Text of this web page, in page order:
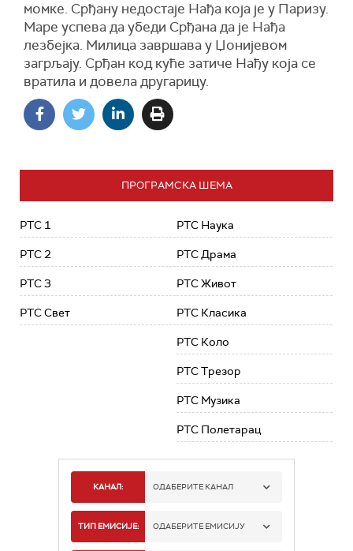
момке. Срђану недостаје Нађа која је у Паризу.
Маре успева да убеди Срђана да је Нађа
лезбејка. Милица завршава у Џонијевом
загрљају. Срђан код куће затиче Нађу која се
вратила и довела другарицу.
ПРОГРАМСКА ШЕМА
РТС 1
РТС 2
РТС 3
РТС Свет
РТС Наука
РТС Драма
РТС Живот
РТС Класика
РТС Коло
РТС Трезор
РТС Музика
РТС Полетарац
КАНАЛ: ОДАБЕРИТЕ КАНАЛ
РТС 1
ТИП ЕМИСИЈЕ: ОДАБЕРИТЕ ЕМИСИЈУ